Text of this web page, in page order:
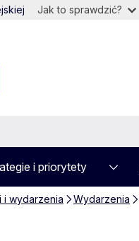
Jak to sprawdzić?
i priorytety
i wydarzenia Wydarzenia